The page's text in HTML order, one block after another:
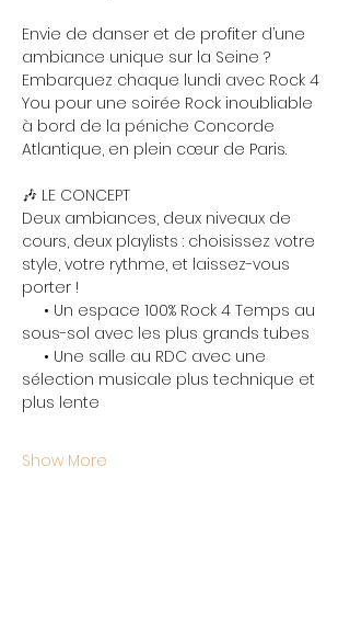
Envie de danser et de profiter d’une
ambiance unique sur la Seine ?
Embarquez chaque lundi avec Rock 4
You pour une soirée Rock inoubliable
à bord de la péniche Concorde
Atlantique, en plein cœur de Paris.
🎶 LE CONCEPT
Deux ambiances, deux niveaux de
cours, deux playlists : choisissez votre
style, votre rythme, et laissez-vous
porter !
• Un espace 100% Rock 4 Temps au
sous-sol avec les plus grands tubes
• Une salle au RDC avec une
sélection musicale plus technique et
plus lente
Show More